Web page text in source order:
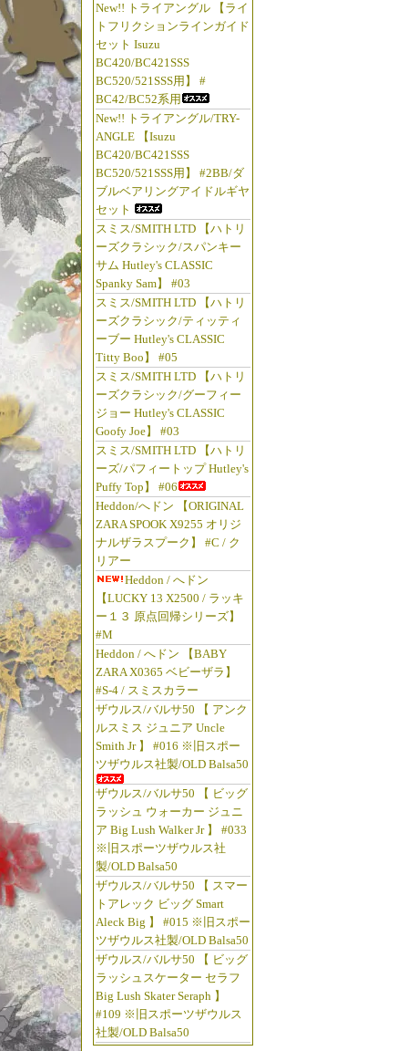
New!! トライアングル 【ライ
トフリクションラインガイド
セット Isuzu
BC420/BC421SSS
BC520/521SSS用】 #
BC42/BC52系用
New!! トライアングル/TRY-
ANGLE 【Isuzu
BC420/BC421SSS
BC520/521SSS用】 #2BB/ダ
ブルベアリングアイドルギヤ
セット
スミス/SMITH LTD 【ハトリ
ーズクラシック/スパンキー
サム Hutley's CLASSIC
Spanky Sam】 #03
スミス/SMITH LTD 【ハトリ
ーズクラシック/ティッティ
ーブー Hutley's CLASSIC
Titty Boo】 #05
スミス/SMITH LTD 【ハトリ
ーズクラシック/グーフィー
ジョー Hutley's CLASSIC
Goofy Joe】 #03
スミス/SMITH LTD 【ハトリ
ーズ/パフィートップ Hutley's
Puffy Top】 #06
Heddon/へドン 【ORIGINAL
ZARA SPOOK X9255 オリジ
ナルザラスプーク】 #C / ク
リアー
Heddon / へドン
【LUCKY 13 X2500 / ラッキ
ー１３ 原点回帰シリーズ】
#M
Heddon / へドン 【BABY
ZARA X0365 ベビーザラ】
#S-4 / スミスカラー
ザウルス/バルサ50 【 アンク
ルスミス ジュニア Uncle
Smith Jr 】 #016 ※旧スポー
ツザウルス社製/OLD Balsa50
ザウルス/バルサ50 【 ビッグ
ラッシュ ウォーカー ジュニ
ア Big Lush Walker Jr 】 #033
※旧スポーツザウルス社
製/OLD Balsa50
ザウルス/バルサ50 【 スマー
トアレック ビッグ Smart
Aleck Big 】 #015 ※旧スポー
ツザウルス社製/OLD Balsa50
ザウルス/バルサ50 【 ビッグ
ラッシュスケーター セラフ
Big Lush Skater Seraph 】
#109 ※旧スポーツザウルス
社製/OLD Balsa50